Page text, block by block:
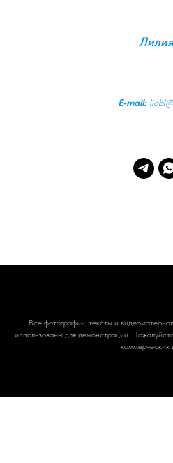
Лилия
E-mail:
Все фотографии, тексты и
использованы для демонстрации.
коммерческих